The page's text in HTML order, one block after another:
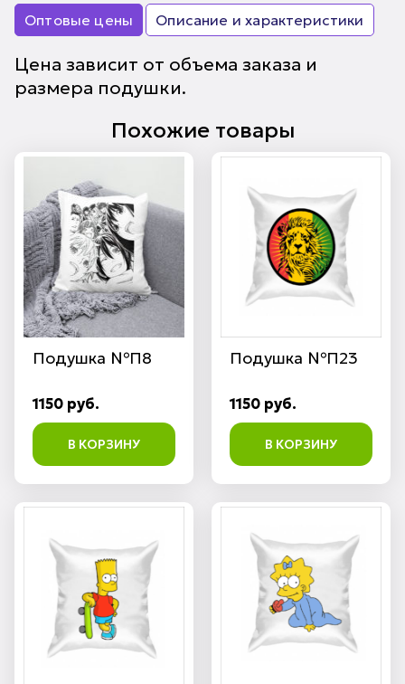
Оптовые цены Описание и характеристики
Цена зависит от объема заказа и
размера подушки.
Похожие товары
Подушка №П8
1150 руб.
В КОРЗИНУ
Подушка №П23
1150 руб.
В КОРЗИНУ